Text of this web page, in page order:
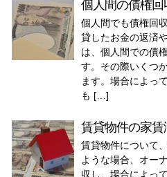
個人間の債権回
個人間でも債権回
貸したお金の返済
は、個人間での債
す。その際いくつ
ます。場合によっ
も […]
賃貸物件の家賃
賃貸物件について
ような場合、オー
収し、場合によっ